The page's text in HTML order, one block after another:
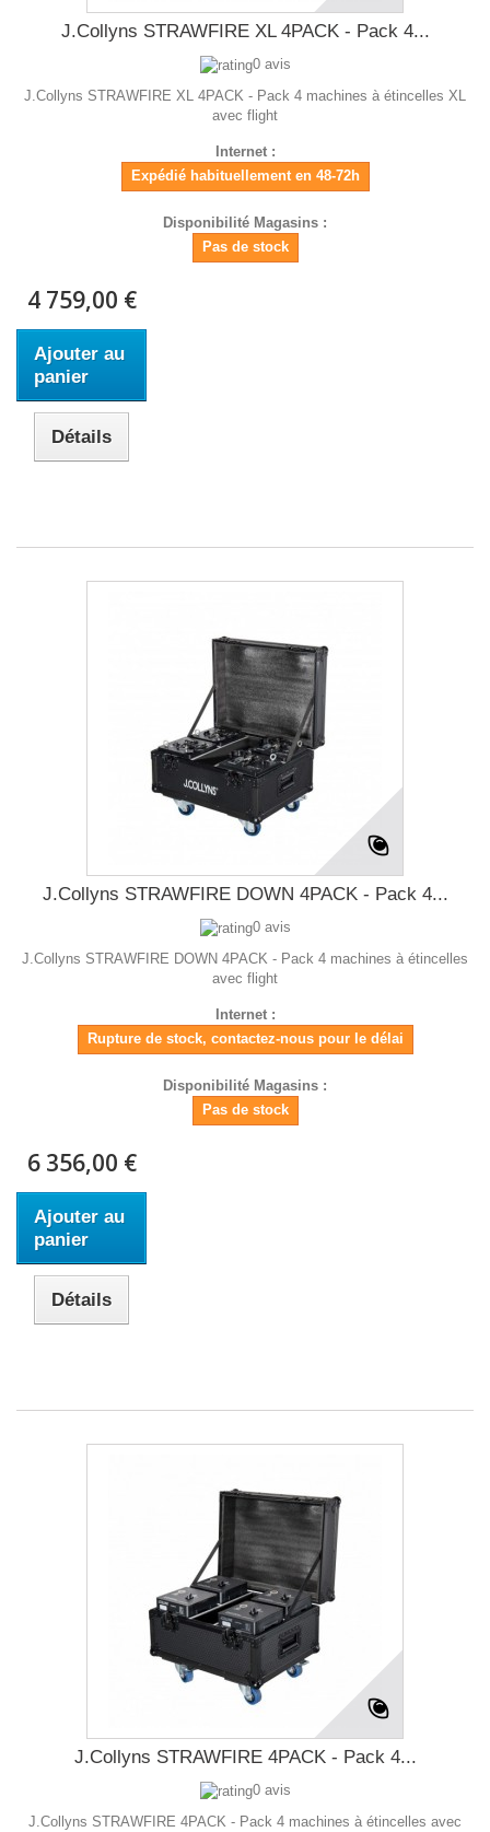
J.Collyns STRAWFIRE XL 4PACK - Pack 4...
0 avis
J.Collyns STRAWFIRE XL 4PACK - Pack 4 machines à étincelles XL
avec flight
Internet :
Expédié habituellement en 48-72h
Disponibilité Magasins :
Pas de stock
4 759,00 €
Ajouter au
panier
Détails
J.Collyns STRAWFIRE DOWN 4PACK - Pack 4...
0 avis
J.Collyns STRAWFIRE DOWN 4PACK - Pack 4 machines à étincelles
avec flight
Internet :
Rupture de stock, contactez-nous pour le délai
Disponibilité Magasins :
Pas de stock
6 356,00 €
Ajouter au
panier
Détails
J.Collyns STRAWFIRE 4PACK - Pack 4...
0 avis
J.Collyns STRAWFIRE 4PACK - Pack 4 machines à étincelles avec